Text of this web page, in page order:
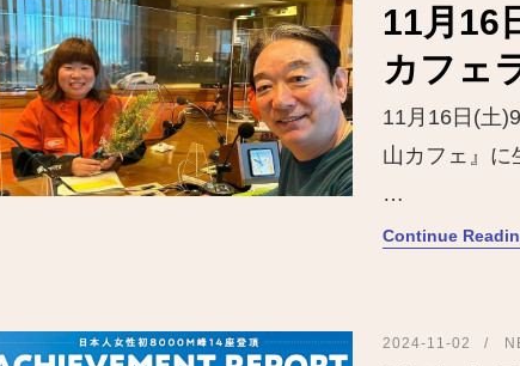
11月16
カフェ
11月16日(土
山カフェ』
…
Continue
2024-11-02